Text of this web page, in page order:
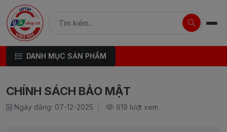
DANH MỤC SẢN PHẨM
CHÍNH SÁCH BẢO MẬT
Ngày đăng: 07-12-2025 619 lượt xem